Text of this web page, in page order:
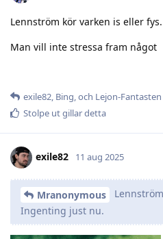
Lennström kör varken is eller
Man vill inte stressa fram något
exile82, Bing, och Lejon-Fantasten
Stolpe utgillar detta
exile82 11 aug 2025
Mranonymous
Ingenting just nu.